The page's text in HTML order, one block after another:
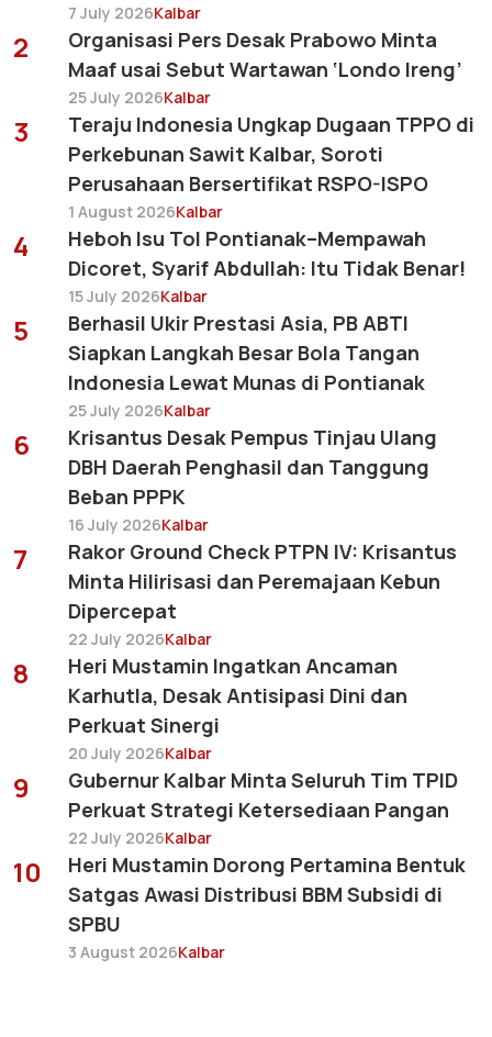
7 July 2026Kalbar
2
Organisasi Pers Desak Prabowo Minta
Maaf usai Sebut Wartawan ‘Londo Ireng’
25 July 2026Kalbar
3
Teraju Indonesia Ungkap Dugaan TPPO di
Perkebunan Sawit Kalbar, Soroti
Perusahaan Bersertifikat RSPO-ISPO
1 August 2026Kalbar
4
Heboh Isu Tol Pontianak–Mempawah
Dicoret, Syarif Abdullah: Itu Tidak Benar!
15 July 2026Kalbar
5
Berhasil Ukir Prestasi Asia, PB ABTI
Siapkan Langkah Besar Bola Tangan
Indonesia Lewat Munas di Pontianak
25 July 2026Kalbar
6
Krisantus Desak Pempus Tinjau Ulang
DBH Daerah Penghasil dan Tanggung
Beban PPPK
16 July 2026Kalbar
7
Rakor Ground Check PTPN IV: Krisantus
Minta Hilirisasi dan Peremajaan Kebun
Dipercepat
22 July 2026Kalbar
8
Heri Mustamin Ingatkan Ancaman
Karhutla, Desak Antisipasi Dini dan
Perkuat Sinergi
20 July 2026Kalbar
9
Gubernur Kalbar Minta Seluruh Tim TPID
Perkuat Strategi Ketersediaan Pangan
22 July 2026Kalbar
10
Heri Mustamin Dorong Pertamina Bentuk
Satgas Awasi Distribusi BBM Subsidi di
SPBU
3 August 2026Kalbar